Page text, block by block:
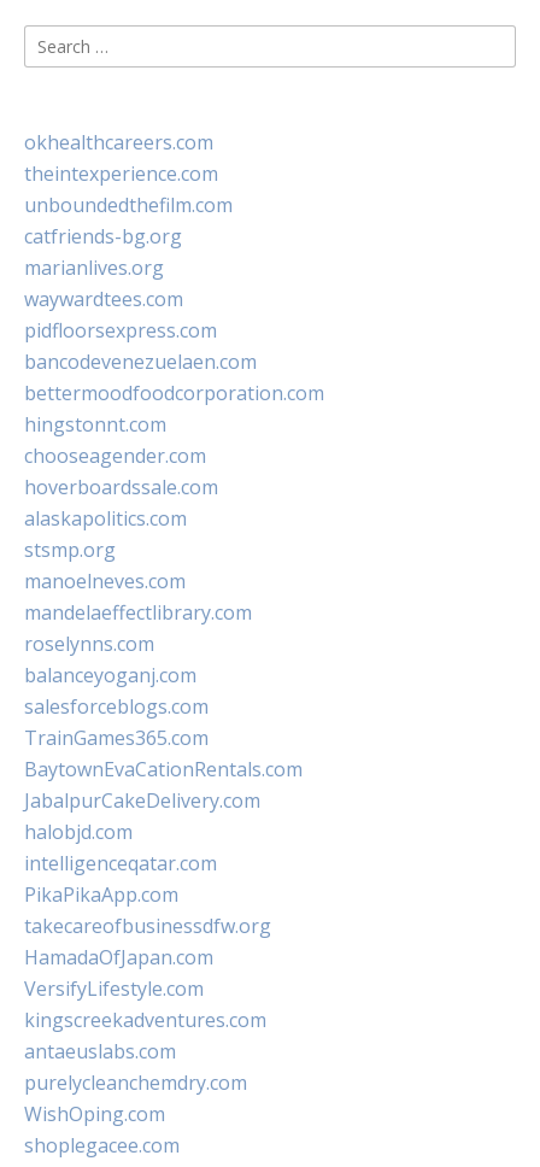
Search
for:
okhealthcareers.com
theintexperience.com
unboundedthefilm.com
catfriends-bg.org
marianlives.org
waywardtees.com
pidfloorsexpress.com
bancodevenezuelaen.com
bettermoodfoodcorporation.com
hingstonnt.com
chooseagender.com
hoverboardssale.com
alaskapolitics.com
stsmp.org
manoelneves.com
mandelaeffectlibrary.com
roselynns.com
balanceyoganj.com
salesforceblogs.com
TrainGames365.com
BaytownEvaCationRentals.com
JabalpurCakeDelivery.com
halobjd.com
intelligenceqatar.com
PikaPikaApp.com
takecareofbusinessdfw.org
HamadaOfJapan.com
VersifyLifestyle.com
kingscreekadventures.com
antaeuslabs.com
purelycleanchemdry.com
WishOping.com
shoplegacee.com